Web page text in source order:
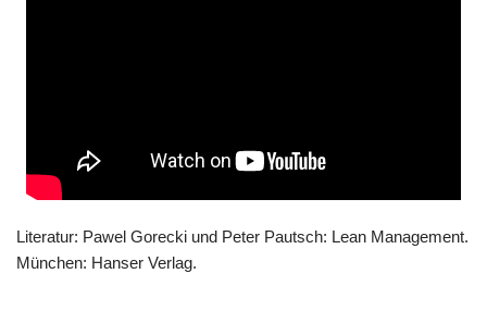
Lite­ra­tur: Pawel Gor­ecki und Peter Pautsch: Lean Manage­ment.
Mün­chen: Han­ser Verlag.